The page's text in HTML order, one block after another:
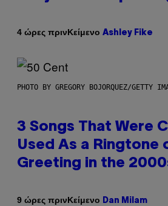
4 ώρες πρινΚείμενο Ashley Fike
PHOTO BY GREGORY BOJORQUEZ/GETTY
3 Songs That Were
Used As a Ringtone
Greeting in the
9 ώρες πρινΚείμενο Dan Milam